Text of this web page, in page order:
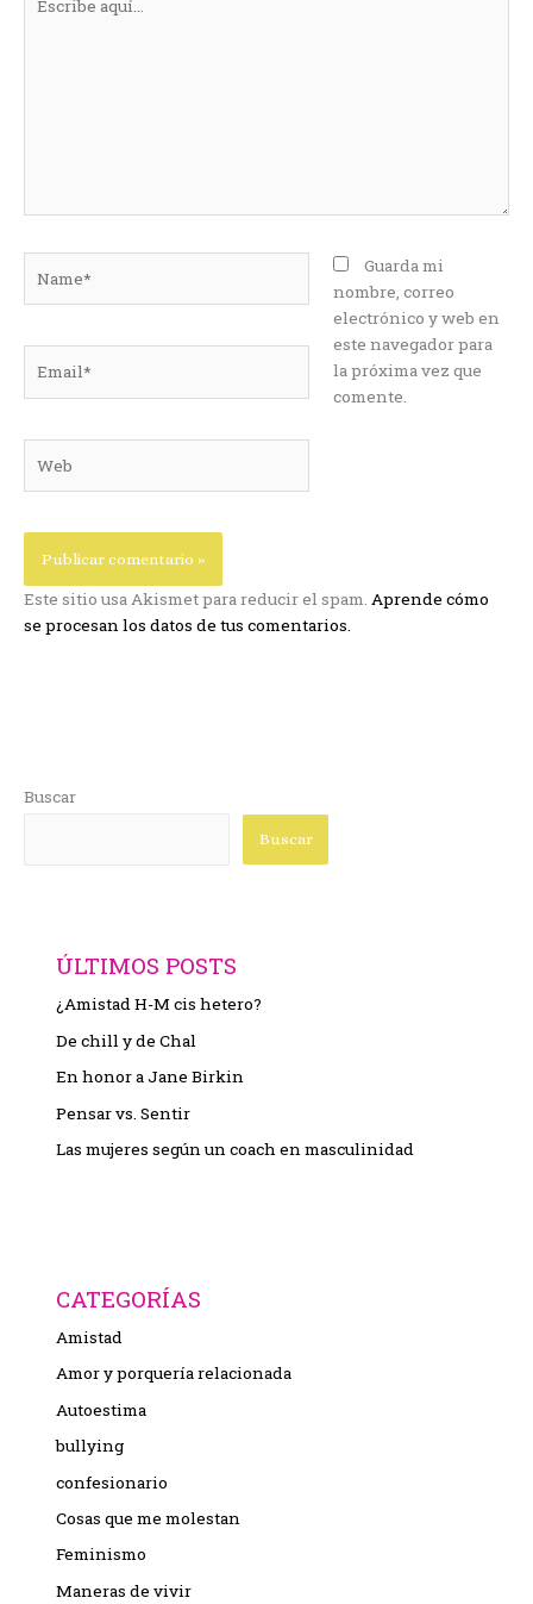
aquí...
Guarda mi
nombre, correo
electrónico y web en
este navegador para
la próxima vez que
comente.
Este sitio usa Akismet para reducir el spam. Aprende cómo
se procesan los datos de tus comentarios.
Buscar
Buscar
ÚLTIMOS POSTS
¿Amistad H-M cis hetero?
De chill y de Chal
En honor a Jane Birkin
Pensar vs. Sentir
Las mujeres según un coach en masculinidad
CATEGORÍAS
Amistad
Amor y porquería relacionada
Autoestima
bullying
confesionario
Cosas que me molestan
Feminismo
Maneras de vivir